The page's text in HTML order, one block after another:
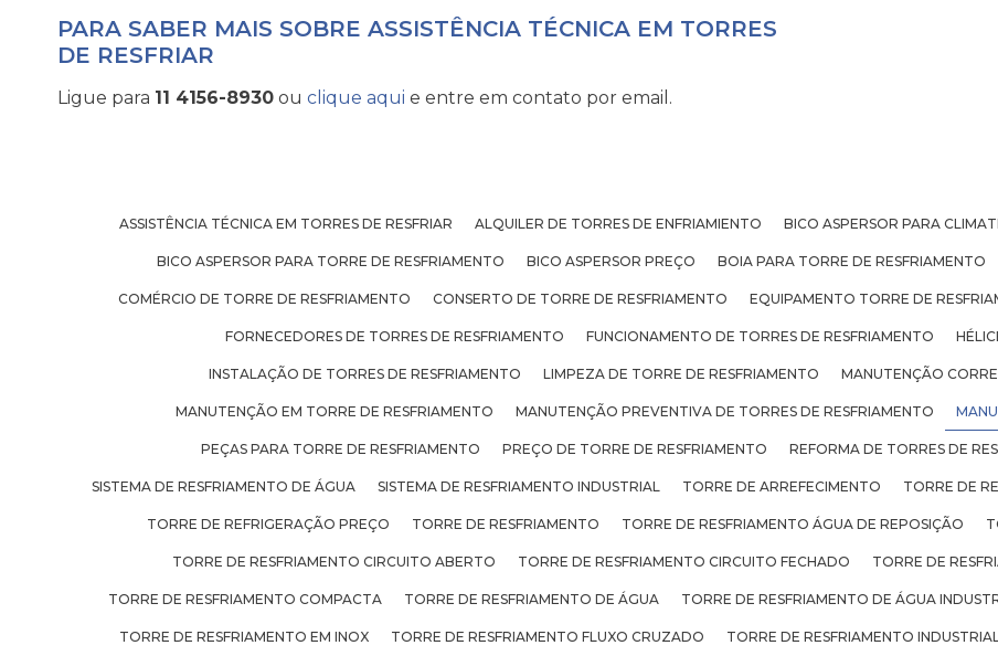
PARA SABER MAIS SOBRE ASSISTÊNCIA TÉCNICA EM TORRES
DE RESFRIAR
Ligue para 11 4156-8930 ou clique aqui e entre em contato por email.
ASSISTÊNCIA TÉCNICA EM TORRES DE RESFRIAR ALQUILER DE TORRES DE ENFRIAMIENTO BICO ASPERSOR PARA
BICO ASPERSOR PARA TORRE DE RESFRIAMENTO BICO ASPERSOR PREÇO BOIA PARA TORRE DE RESFRIAMENTO
COMÉRCIO DE TORRE DE RESFRIAMENTO CONSERTO DE TORRE DE RESFRIAMENTO EQUIPAMENTO TORRE DE
FORNECEDORES DE TORRES DE RESFRIAMENTO FUNCIONAMENTO DE TORRES DE RESFRIAMENTO
INSTALAÇÃO DE TORRES DE RESFRIAMENTO LIMPEZA DE TORRE DE RESFRIAMENTO MANUTENÇÃO
MANUTENÇÃO EM TORRE DE RESFRIAMENTO MANUTENÇÃO PREVENTIVA DE TORRES DE RESFRIAMENTO
PEÇAS PARA TORRE DE RESFRIAMENTO PREÇO DE TORRE DE RESFRIAMENTO REFORMA DE TORRES DE
SISTEMA DE RESFRIAMENTO DE ÁGUA SISTEMA DE RESFRIAMENTO INDUSTRIAL TORRE DE ARREFECIMENTO TORRE DE
TORRE DE REFRIGERAÇÃO PREÇO TORRE DE RESFRIAMENTO TORRE DE RESFRIAMENTO ÁGUA DE REPOSIÇÃO
TORRE DE RESFRIAMENTO CIRCUITO ABERTO TORRE DE RESFRIAMENTO CIRCUITO FECHADO TORRE DE
TORRE DE RESFRIAMENTO COMPACTA TORRE DE RESFRIAMENTO DE ÁGUA TORRE DE RESFRIAMENTO DE ÁGUA
TORRE DE RESFRIAMENTO EM INOX TORRE DE RESFRIAMENTO FLUXO CRUZADO TORRE DE RESFRIAMENTO INDUSTRIAL